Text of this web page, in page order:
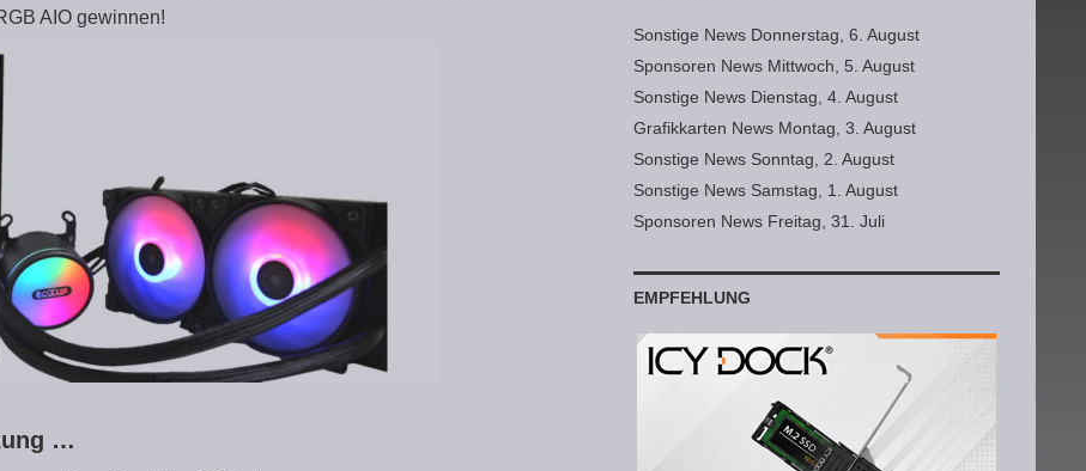
AIO gewinnen!
…
Sonstige News Donnerstag, 6. August
Sponsoren News Mittwoch, 5. August
Sonstige News Dienstag, 4. August
Grafikkarten News Montag, 3. August
Sonstige News Sonntag, 2. August
Sonstige News Samstag, 1. August
Sponsoren News Freitag, 31. Juli
EMPFEHLUNG